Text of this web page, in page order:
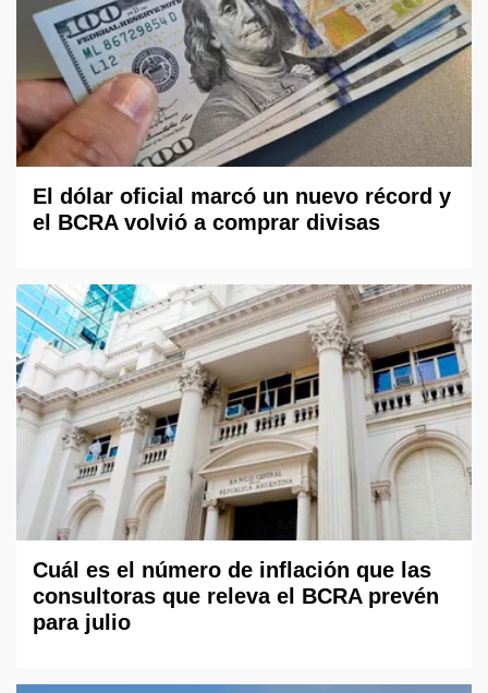
El dólar oficial marcó un nuevo récord y
el BCRA volvió a comprar divisas
Cuál es el número de inflación que las
consultoras que releva el BCRA prevén
para julio